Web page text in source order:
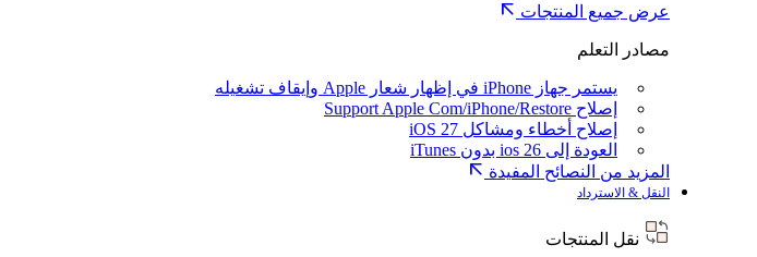
عرض جميع المنتجات
مصادر التعلم
يستمر جهاز iPhone في إظهار شعار Apple وإيقاف تشغيله
إصلاح Support Apple Com/iPhone/Restore
إصلاح أخطاء ومشاكل iOS 27
العودة إلى ios 26 بدون iTunes
المزيد من النصائح المفيدة
النقل & الاسترداد
نقل المنتجات